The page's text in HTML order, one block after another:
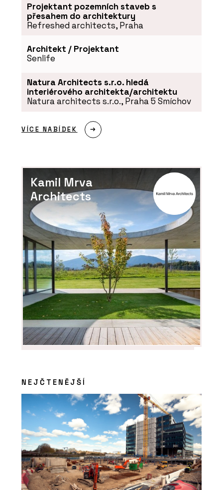
Projektant pozemních staveb s
přesahem do architektury
Refreshed architects, Praha
Architekt / Projektant
Senlife
Natura Architects s.r.o. hledá
interiérového architekta/architektu
Natura architects s.r.o., Praha 5 Smíchov
VÍCE NABÍDEK
Kamil Mrva
Architects
NEJČTENĚJŠÍ